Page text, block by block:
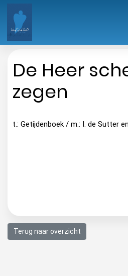
De Heer
zegen
t.: Getijdenboek / m.: I. de Sutter
Terug naar overzicht